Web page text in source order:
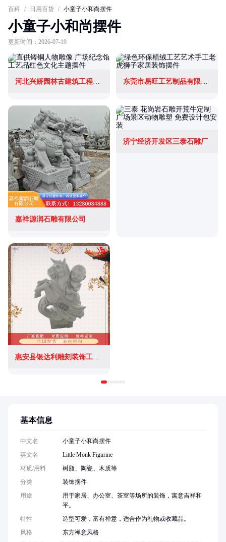
百科 / 日用百货 / 小童子小和尚摆件
小童子小和尚摆件
更新时间：2026-07-19
河北兴娇园林古建筑工程有限公司 东莞市易旺工艺制品有限公司
嘉祥源润石雕有限公司
济宁经济开发区三泰石雕厂
基本信息
中文名
小童子小和尚摆件
英文名
Little Monk Figurine
材质/用料
树脂、陶瓷、木质等
分类
装饰摆件
用途
用于家居、办公室、茶室等场所的装饰，寓意吉祥和
平。
特性
造型可爱，富有禅意，适合作为礼物或收藏品。
风格
东方禅意风格